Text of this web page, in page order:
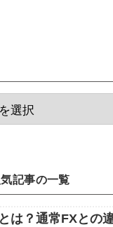
記事の一覧
は？通常FXとの